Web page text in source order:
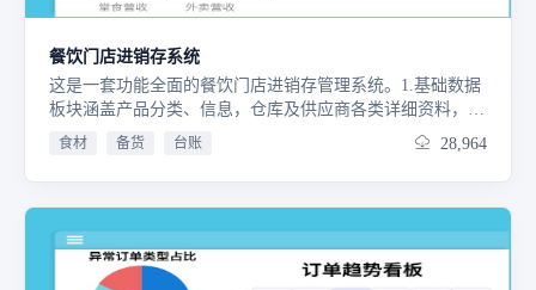
餐饮门店进销存系统
这是一套功能全面的餐饮门店进销存管理系统。1.基础数据
板块涵盖产品分类、信息，仓库及供应商各类详细资料，还
有样品管理，为整个系统运作筑牢根基；2.业绩管理聚焦销
售各维度，如商品类别、信息，制定月度计划并生成门店销
采流程，从下单到供应商送货、入库、退货，全程清晰记
录；4.库存管理通过入库、出库单，库存点播与盘点，实时
监控库存状况。5.财务管理涉及应付账款对账、发票、收付
款及费用报销，依托资金账户实现资金流精细化管理，各板
食材 备货 台账 28,964